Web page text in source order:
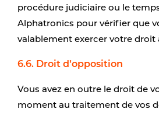
procédure judiciaire ou le
Alphatronics pour vérifier que
valablement exercer votre droit
6.6. Droit d’opposition
Vous avez en outre le droit de
moment au traitement de vos